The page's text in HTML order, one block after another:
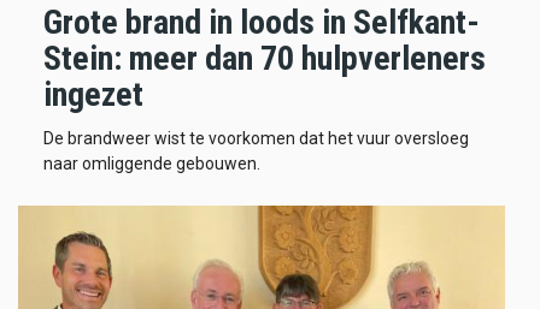
Grote brand in loods in Selfkant-
Stein: meer dan 70 hulpverleners
ingezet
De brandweer wist te voorkomen dat het vuur oversloeg
naar omliggende gebouwen.